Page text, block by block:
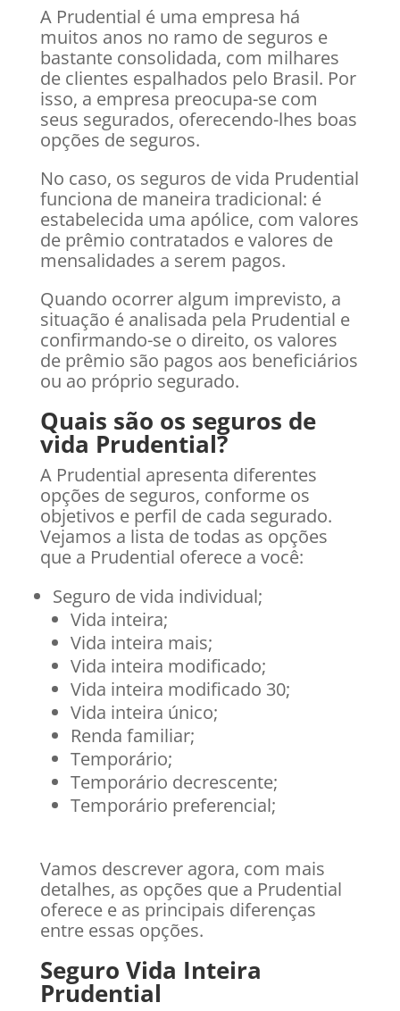
A Prudential é uma empresa há
muitos anos no ramo de seguros e
bastante consolidada, com milhares
de clientes espalhados pelo Brasil. Por
isso, a empresa preocupa-se com
seus segurados, oferecendo-lhes boas
opções de seguros.
No caso, os seguros de vida Prudential
funciona de maneira tradicional: é
estabelecida uma apólice, com valores
de prêmio contratados e valores de
mensalidades a serem pagos.
Quando ocorrer algum imprevisto, a
situação é analisada pela Prudential e
confirmando-se o direito, os valores
de prêmio são pagos aos beneficiários
ou ao próprio segurado.
Quais são os seguros de
vida Prudential?
A Prudential apresenta diferentes
opções de seguros, conforme os
objetivos e perfil de cada segurado.
Vejamos a lista de todas as opções
que a Prudential oferece a você:
Seguro de vida individual;
Vida inteira;
Vida inteira mais;
Vida inteira modificado;
Vida inteira modificado 30;
Vida inteira único;
Renda familiar;
Temporário;
Temporário decrescente;
Temporário preferencial;
Vamos descrever agora, com mais
detalhes, as opções que a Prudential
oferece e as principais diferenças
entre essas opções.
Seguro Vida Inteira
Prudential